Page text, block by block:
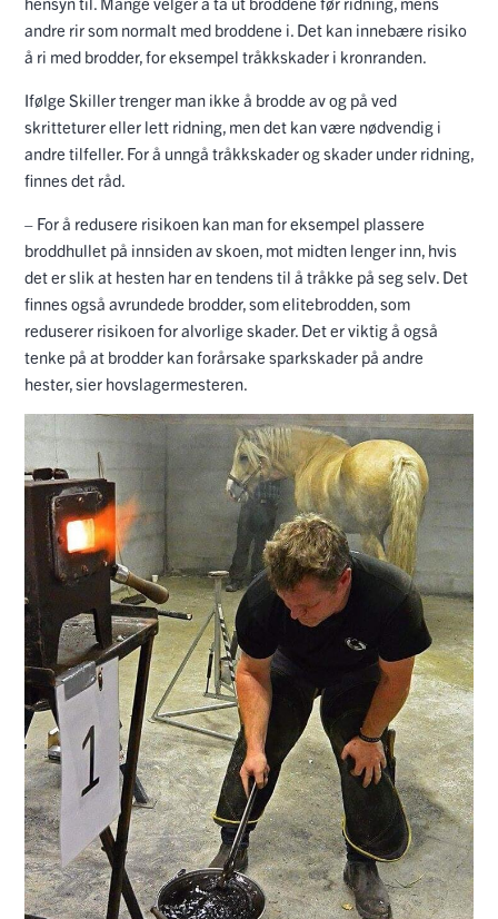
andre rir som normalt med broddene i. Det kan innebære risiko
å ri med brodder, for eksempel tråkkskader i kronranden.
Ifølge Skiller trenger man ikke å brodde av og på ved
skritteturer eller lett ridning, men det kan være nødvendig i
andre tilfeller. For å unngå tråkkskader og skader under ridning,
finnes det råd.
– For å redusere risikoen kan man for eksempel plassere
broddhullet på innsiden av skoen, mot midten lenger inn, hvis
det er slik at hesten har en tendens til å tråkke på seg selv. Det
finnes også avrundede brodder, som elitebrodden, som
reduserer risikoen for alvorlige skader. Det er viktig å også
tenke på at brodder kan forårsake sparkskader på andre
hester, sier hovslagermesteren.